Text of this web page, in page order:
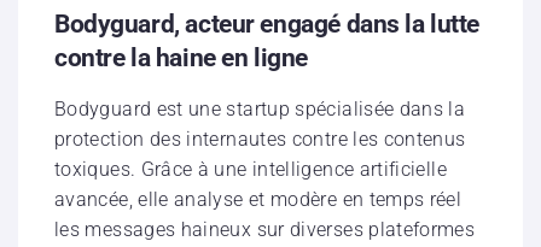
Bodyguard, acteur engagé dans la lutte
contre la haine en ligne
Bodyguard est une startup spécialisée dans la
protection des internautes contre les contenus
toxiques. Grâce à une intelligence artificielle
avancée, elle analyse et modère en temps réel
les messages haineux sur diverses plateformes